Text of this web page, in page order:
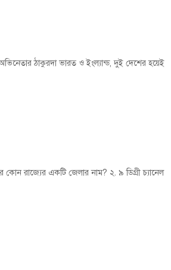
ঠাকুরদা ভারত ও ইংল্যান্ড, দুই দেশের হয়েই
রাজ্যের একটি জেলার নাম? ২. ৯ ডিগ্রী চ্যানেল